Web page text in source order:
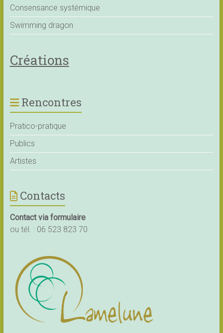
Consensance systémique
Swimming dragon
Créations
Rencontres
Pratico-pratique
Publics
Artistes
Contacts
Contact via formulaire
ou tél. : 06 523 823 70